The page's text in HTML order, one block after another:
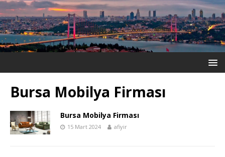
Bursa Mobilya Firması
Bursa Mobilya Firması
15 Mart 2024 afiyir